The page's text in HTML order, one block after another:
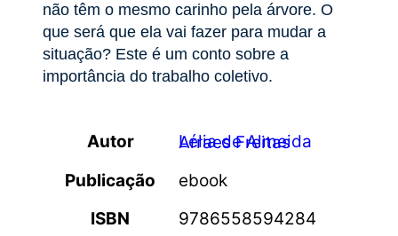
não têm o mesmo carinho pela árvore. O
que será que ela vai fazer para mudar a
situação? Este é um conto sobre a
importância do trabalho coletivo.
Autor
Lélia de Almeida Arraes Freitas
Publicação
ebook
ISBN
9786558594284